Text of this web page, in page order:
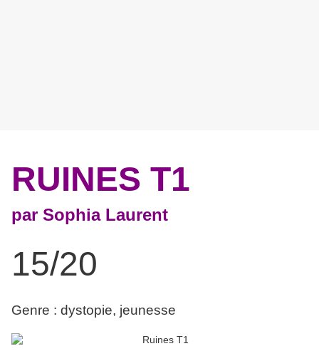
RUINES T1
par Sophia Laurent
15/20
Genre : dystopie, jeunesse